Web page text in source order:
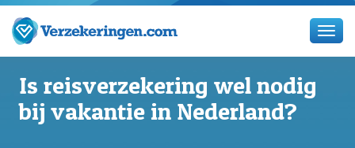
Is reisverzekering wel nodig
bij vakantie in Nederland?